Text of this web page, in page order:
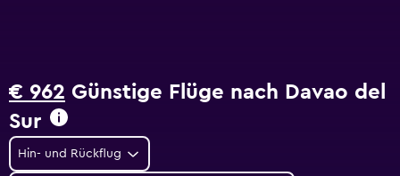
€ 962 Günstige Flüge nach Davao del
Sur
Hin- und Rückflug